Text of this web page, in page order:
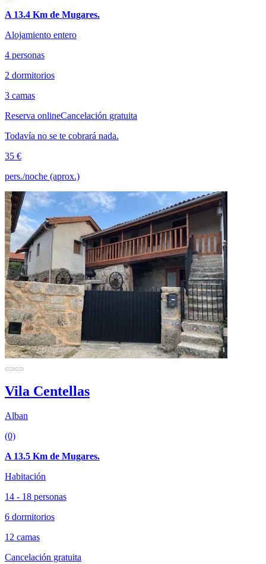
A 13.4 Km de Mugares.
Alojamiento entero
4 personas
2 dormitorios
3 camas
Reserva onlineCancelación gratuita
Todavía no se te cobrará nada.
35 €
pers./noche (aprox.)
Vila Centellas
Alban
(0)
A 13.5 Km de Mugares.
Habitación
14 - 18 personas
6 dormitorios
12 camas
Cancelación gratuita